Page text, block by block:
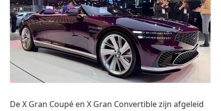
De X Gran Coupé en X Gran Convertible zijn afgeleid